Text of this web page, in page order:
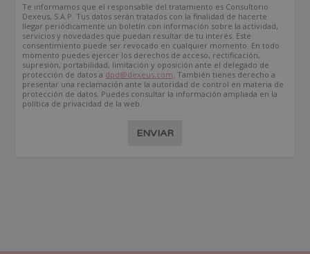
Te informamos que el responsable del tratamiento es Consultorio
Dexeus, S.A.P. Tus datos serán tratados con la finalidad de hacerte
llegar periódicamente un boletín con información sobre la actividad,
servicios y novedades que puedan resultar de tu interés. Este
consentimiento puede ser revocado en cualquier momento. En todo
momento puedes ejercer los derechos de acceso, rectificación,
supresión, portabilidad, limitación y oposición ante el delegado de
protección de datos a dpd@dexeus.com . También tienes derecho a
presentar una reclamación ante la autoridad de control en materia de
protección de datos. Puedes consultar la información ampliada en la
política de privacidad de la web.
ENVIAR